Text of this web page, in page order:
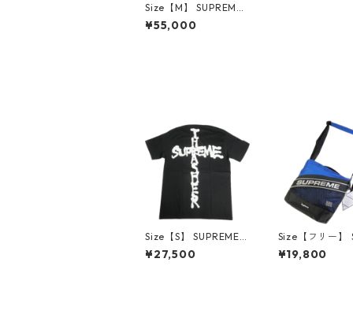
Size【M】 SUPREME
シュプリーム 17AW Bo
x Logo Hooded Swea
¥55,000
Size【S】 SUPREME
シュプリーム ×Thrash
er 24AW Cross Tee B
¥27,500
Size【フリー】
EME シュプリ
AW Shoulder
¥19,800